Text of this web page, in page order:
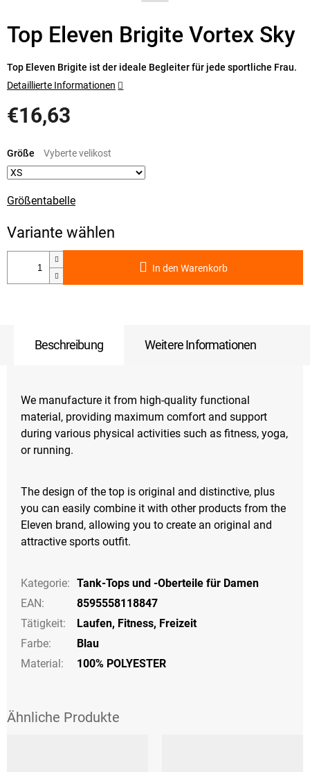
Top Eleven Brigite Vortex Sky
€16,63
Größentabelle
Größe
In den Warenkorb
Top Eleven Brigite ist der ideale Begleiter für jede sportliche Frau.
Detaillierte Informationen
Beschreibung Weitere Informationen
We manufacture it from high-quality functional
material, providing maximum comfort and support
during various physical activities such as fitness, yoga,
or running.
The design of the top is original and distinctive, plus
you can easily combine it with other products from the
Eleven brand, allowing you to create an original and
attractive sports outfit.
Kategorie: Tank-Tops und -Oberteile für Damen
EAN:
8595558118847
Tätigkeit: Laufen, Fitness, Freizeit
Farbe:
Blau
Material:
100% POLYESTER